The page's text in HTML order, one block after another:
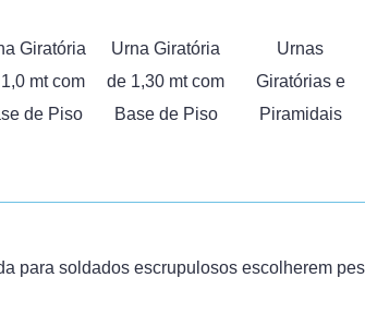
Giratória
mt com
de Piso
Urna Giratória
de 1,30 mt com
Base de Piso
Urnas
Giratórias e
Piramidais
para soldados escrupulosos escolherem